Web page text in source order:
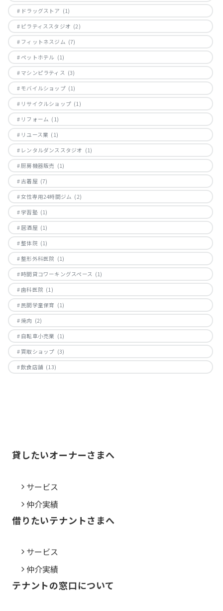
ドラッグストア (1)
ピラティススタジオ (2)
フィットネスジム (7)
ペットホテル (1)
マシンピラティス (3)
モバイルショップ (1)
リサイクルショップ (1)
リフォーム (1)
リユース業 (1)
レンタルダンススタジオ (1)
厨房機器販売 (1)
古着屋 (7)
女性専用24時間ジム (2)
学習塾 (1)
居酒屋 (1)
整体院 (1)
整形外科医院 (1)
時間貸コワーキングスペース (1)
歯科医院 (1)
民間学童保育 (1)
焼肉 (2)
自転車小売業 (1)
買取ショップ (3)
飲食店舗 (13)
貸したいオーナーさまへ
サービス
仲介実績
借りたいテナントさまへ
サービス
仲介実績
テナントの窓口について